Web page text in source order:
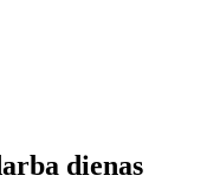
dienas